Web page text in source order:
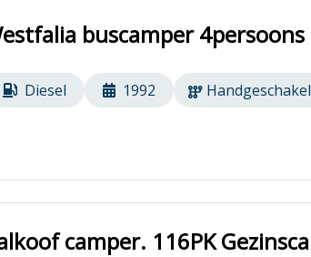
buscamper
Diesel 1992
camper. 116PK